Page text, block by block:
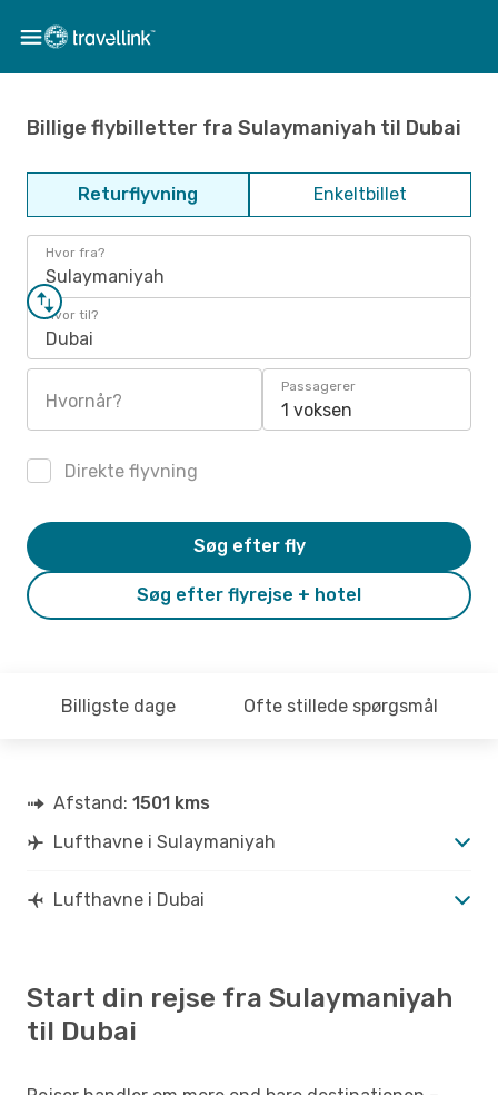
Billige flybilletter fra Sulaymaniyah til Dubai
Returflyvning Enkeltbillet
Hvor fra?
Sulaymaniyah
Hvor til?
Dubai
Hvornår?
Passagerer
1 voksen
Direkte flyvning
Søg efter flyrejse + hotel
Søg efter fly
Billigste dage Ofte stillede spørgsmål
Afstand: 1501 kms
Lufthavne i Sulaymaniyah
Lufthavne i Dubai
Start din rejse fra Sulaymaniyah
til Dubai